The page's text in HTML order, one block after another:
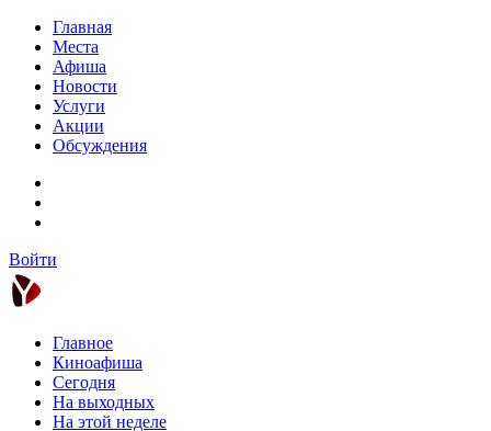
Главная
Места
Афиша
Новости
Услуги
Акции
Обсуждения
Войти
Главное
Киноафиша
Сегодня
На выходных
На этой неделе